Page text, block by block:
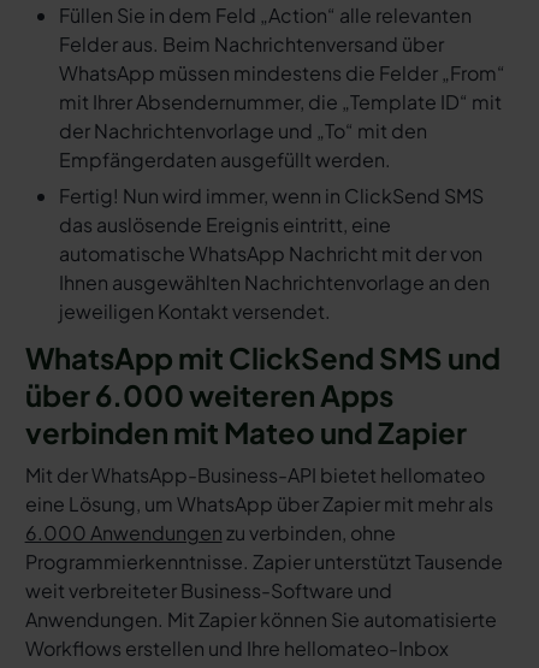
Füllen Sie in dem Feld „Action“ alle relevanten
Felder aus. Beim Nachrichtenversand über
WhatsApp müssen mindestens die Felder „From“
mit Ihrer Absendernummer, die „Template ID“ mit
der Nachrichtenvorlage und „To“ mit den
Empfängerdaten ausgefüllt werden.
Fertig! Nun wird immer, wenn in ClickSend SMS
das auslösende Ereignis eintritt, eine
automatische WhatsApp Nachricht mit der von
Ihnen ausgewählten Nachrichtenvorlage an den
jeweiligen Kontakt versendet.
WhatsApp mit ClickSend SMS und
über 6.000 weiteren Apps
verbinden mit Mateo und Zapier
Mit der WhatsApp-Business-API bietet hellomateo
eine Lösung, um WhatsApp über Zapier mit mehr als
6.000 Anwendungenzu verbinden, ohne
Programmierkenntnisse. Zapier unterstützt Tausende
weit verbreiteter Business-Software und
Anwendungen. Mit Zapier können Sie automatisierte
Workflows erstellen und Ihre hellomateo-Inbox